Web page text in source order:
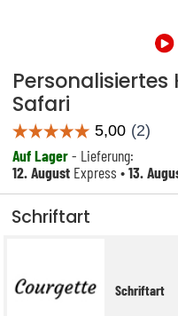
Safari
Auf Lager- Lieferung:
12. August Express •13.
Schriftart
Schriftart